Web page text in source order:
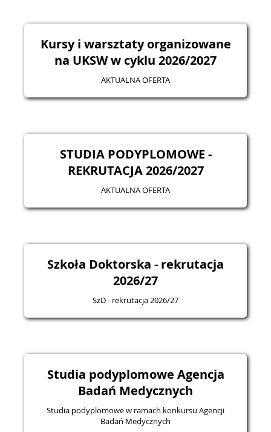
Kursy i warsztaty organizowane
na UKSW w cyklu 2026/2027
AKTUALNA OFERTA
STUDIA PODYPLOMOWE -
REKRUTACJA 2026/2027
AKTUALNA OFERTA
Szkoła Doktorska - rekrutacja
2026/27
SzD - rekrutacja 2026/27
Studia podyplomowe Agencja
Badań Medycznych
Studia podyplomowe w ramach konkursu Agencji
Badań Medycznych